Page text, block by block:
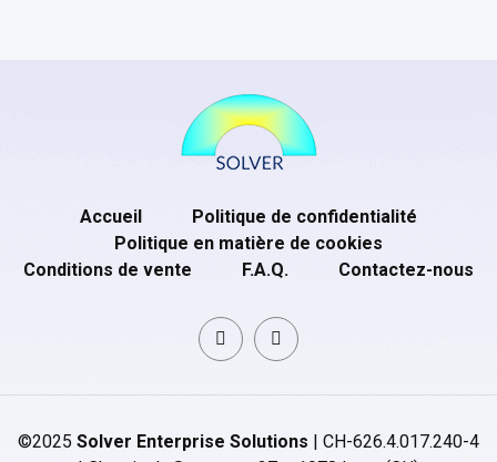
Accueil
Politique de confidentialité
Politique en matière de cookies
Conditions de vente
F.A.Q. Contactez-nous
©2025 Solver Enterprise Solutions | CH-626.4.017.240-4